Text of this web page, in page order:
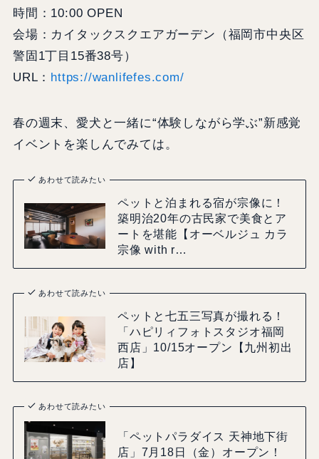
時間：10:00 OPEN
会場：カイタックスクエアガーデン（福岡市中央区
警固1丁目15番38号）
URL： https://wanlifefes.com/
春の週末、愛犬と一緒に“体験しながら学ぶ”新感覚
イベントを楽しんでみては。
あわせて読みたい
ペットと泊まれる宿が宗像に！
築明治20年の古民家で美食とア
ートを堪能【オーベルジュ カラ
宗像 with r…
あわせて読みたい
ペットと七五三写真が撮れる！
「ハピリィフォトスタジオ福岡
西店」10/15オープン【九州初出
店】
あわせて読みたい
「ペットパラダイス 天神地下街
店」7月18日（金）オープン！